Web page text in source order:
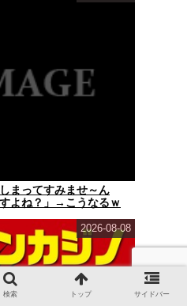
まってすみませ～ん
よね？」→こうなるｗ
2026-08-08
検索 トップ サイドバー